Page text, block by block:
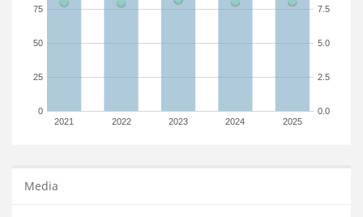
2021 2022 2023 2024 2025
0
25
50
75
0.0
2.5
5.0
7.5
Media